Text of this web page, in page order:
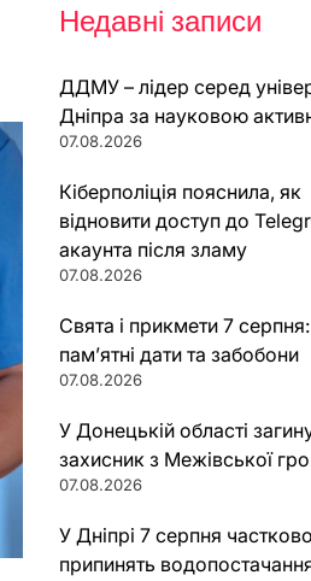
Недавні записи
ДДМУ – лідер серед
Дніпра за науковою
07.08.2026
Кіберполіція пояснила, як
відновити доступ до
акаунта після зламу
07.08.2026
Свята і прикмети 7 серпня:
пам’ятні дати та забобони
07.08.2026
У Донецькій області
захисник з Межівської
07.08.2026
У Дніпрі 7 серпня частково
припинять